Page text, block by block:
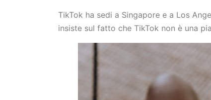
TikTok ha sedi a Singapore e a Los
insiste sul fatto che TikTok non è una